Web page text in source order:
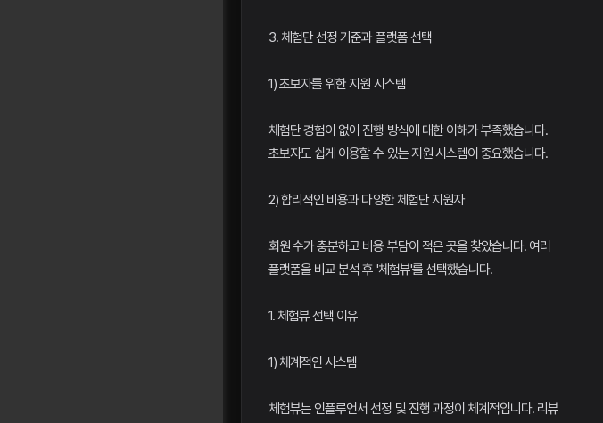
3. 체험단 선정 기준과 플랫폼 선택
1) 초보자를 위한 지원 시스템
체험단 경험이 없어 진행 방식에 대한 이해가 부족했습니다.
초보자도 쉽게 이용할 수 있는 지원 시스템이 중요했습니다.
2) 합리적인 비용과 다양한 체험단 지원자
회원 수가 충분하고 비용 부담이 적은 곳을 찾았습니다. 여러
플랫폼을 비교 분석 후 '체험뷰'를 선택했습니다.
1. 체험뷰 선택 이유
1) 체계적인 시스템
체험뷰는 인플루언서 선정 및 진행 과정이 체계적입니다. 리뷰